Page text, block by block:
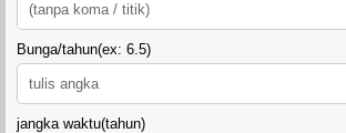
DIAMOND LAND SIDOARUM
Bunga/tahun(ex: 6.5)
jangka waktu(tahun)